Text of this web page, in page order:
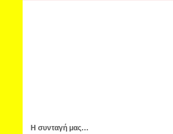
Η συνταγή μας…